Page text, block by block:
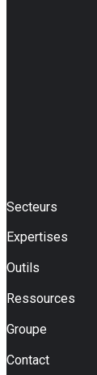
Secteurs
Expertises
Outils
Ressources
Groupe
Contact